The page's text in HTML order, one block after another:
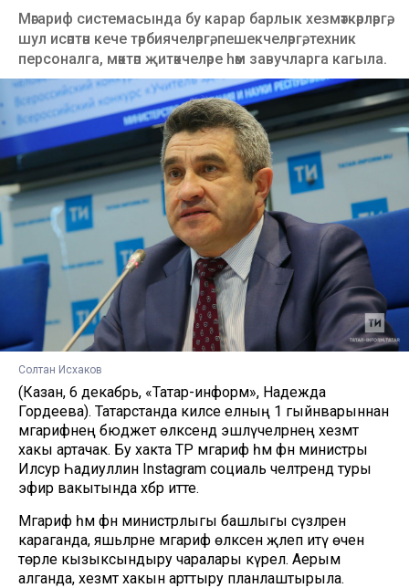
Мәгариф системасында бу карар барлык хезмәткәрләргә,
шул исәптән кече тәрбиячеләргә, пешекчеләргә, техник
персоналга, мәктәп җитәкчеләре һәм завучларга кагыла.
Солтан Исхаков
(Казан, 6 декабрь, «Татар-информ», Надежда
Гордеева). Татарстанда киләсе елның 1 гыйнварыннан
мәгарифнең бюджет өлкәсендә эшләүчеләрнең хезмәт
хакы артачак. Бу хакта ТР мәгариф һәм фән министры
Илсур Һадиуллин Instagram социаль челтәрендә туры
эфир вакытында хәбәр итте.
Мәгариф һәм фән министрлыгы башлыгы сүзләренә
караганда, яшьләрне мәгариф өлкәсенә җәлеп итү өчен
төрле кызыксындыру чаралары күрелә. Аерым
алганда, хезмәт хакын арттыру планлаштырыла.